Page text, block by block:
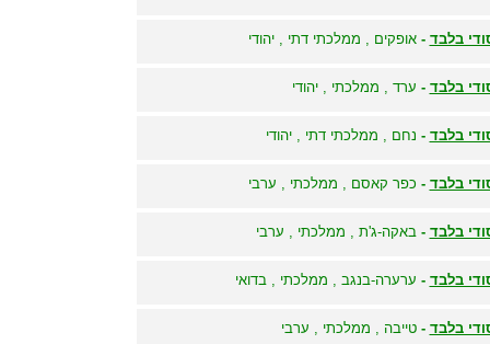
בלבד -אופקים , ממלכתי דתי , יהודי
בלבד - ערד , ממלכתי , יהודי
בלבד - נחם , ממלכתי דתי , יהודי
בלבד - כפר קאסם , ממלכתי , ערבי
בלבד -באקה-ג'ת , ממלכתי , ערבי
בלבד - ערערה-בנגב , ממלכתי , בדואי
בלבד -טייבה , ממלכתי , ערבי